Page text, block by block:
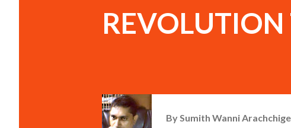
By Sumith Wanni Arachchige